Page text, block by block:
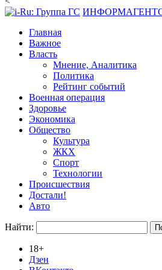
Главная
Важное
Власть
Мнение, Аналитика
Политика
Рейтинг событий
Военная операция
Здоровье
Экономика
Общество
Культура
ЖКХ
Спорт
Технологии
Происшествия
Достали!
Авто
Найти:
18+
Дзен